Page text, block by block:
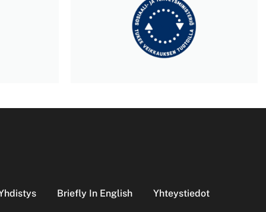
Briefly In English Yhteystiedot